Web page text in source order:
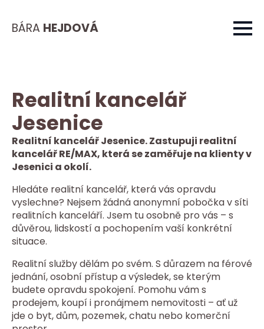
BÁRA HEJDOVÁ
Realitní kancelář
Jesenice
Realitní kancelář Jesenice. Zastupuji realitní
kancelář RE/MAX, která se zaměřuje na klienty v
Jesenici a okolí.
Hledáte realitní kancelář, která vás opravdu
vyslechne? Nejsem žádná anonymní pobočka v síti
realitních kanceláří. Jsem tu osobně pro vás – s
důvěrou, lidskostí a pochopením vaší konkrétní
situace.
Realitní služby dělám po svém. S důrazem na férové
jednání, osobní přístup a výsledek, se kterým
budete opravdu spokojení. Pomohu vám s
prodejem, koupí i pronájmem nemovitosti – ať už
jde o byt, dům, pozemek, chatu nebo komerční